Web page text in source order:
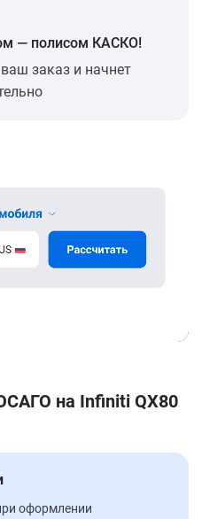
— полисом КАСКО!
заказ и начнет
на Infiniti QX80
оформлении